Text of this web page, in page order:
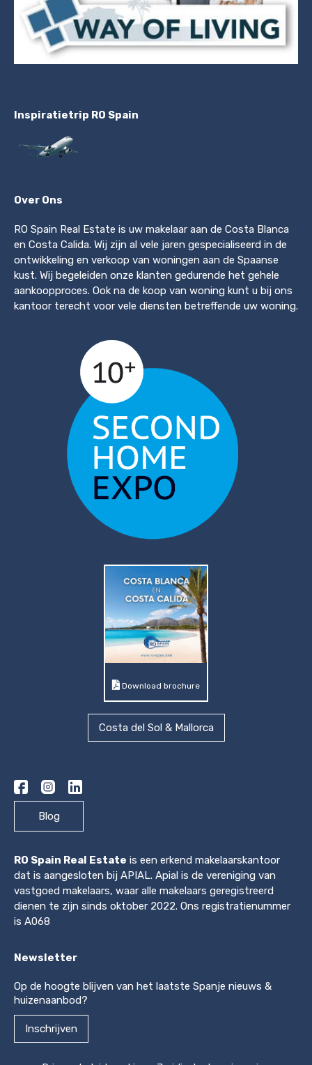
Inspiratietrip RO Spain
Over Ons
RO Spain Real Estate is uw makelaar aan de Costa Blanca
en Costa Calida. Wij zijn al vele jaren gespecialiseerd in de
ontwikkeling en verkoop van woningen aan de Spaanse
kust. Wij begeleiden onze klanten gedurende het gehele
aankoopproces. Ook na de koop van woning kunt u bij ons
kantoor terecht voor vele diensten betreffende uw woning.
Download brochure
Costa del Sol & Mallorca
Blog
RO Spain Real Estate is een erkend makelaarskantoor
dat is aangesloten bij APIAL. Apial is de vereniging van
vastgoed makelaars, waar alle makelaars geregistreerd
dienen te zijn sinds oktober 2022. Ons registratienummer
is A068
Newsletter
Op de hoogte blijven van het laatste Spanje nieuws &
huizenaanbod?
Inschrijven